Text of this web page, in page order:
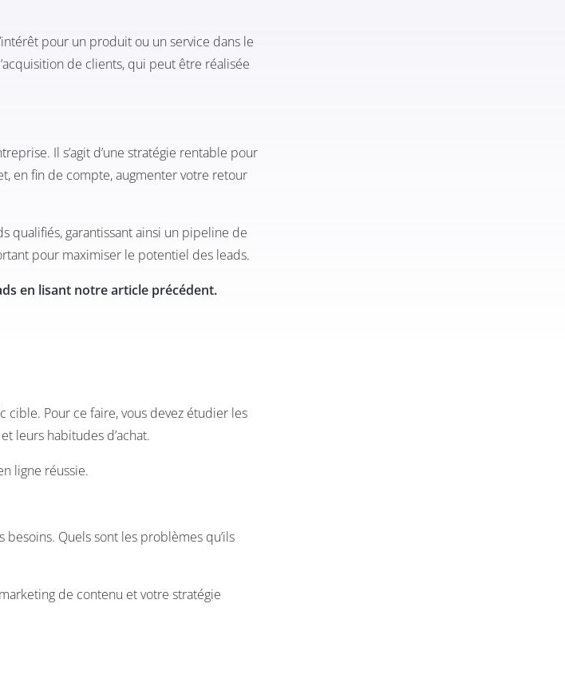
pour un produit ou un service dans le
de clients, qui peut être réalisée
Il s’agit d’une stratégie rentable pour
en fin de compte, augmenter votre retour
qualifiés, garantissant ainsi un pipeline de
pour maximiser le potentiel des leads.
en lisant notrearticle précédent.
cible. Pour ce faire, vous devez étudier les
leurs habitudes d’achat.
ligne réussie.
Quels sont les problèmes qu’ils
de contenu et votre stratégie